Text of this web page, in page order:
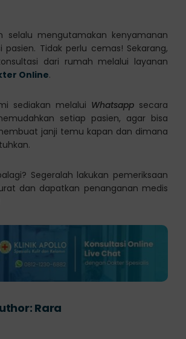
selalu mengutamakan kenyamanan
pasien. Tidak perlu cemas! Sekarang,
dari rumah melalui layanan
Online.
sediakan melalui Whatsapp secara
setiap pasien, agar bisa
janji temu kapan dan dimana
Segeralah lakukan pemeriksaan
dan dapatkan penanganan medis
Rara